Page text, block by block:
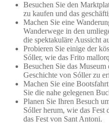
Besuchen Sie den
zu kaufen und das
Machen Sie eine
Wanderwege in den
die spektakuläre Aussicht
Probieren Sie einige der
Sóller, wie das Frito
Besuchen Sie das
Geschichte von Sóller zu
Machen Sie eine
Sie die nahe gelegenen
Planen Sie Ihren Besuch
Sóller herum, wie das Fest
das Fest von Sant Antoni.